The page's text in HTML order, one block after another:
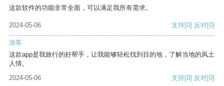
这款软件的功能非常全面，可以满足我所有需求。
2024-05-06 支持[0] 反对[0]
游客
这款app是我旅行的好帮手，让我能够轻松找到目的地，了解当地的风土
人情。
2024-05-06
支持[0] 反对[0]